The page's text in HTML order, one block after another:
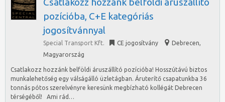
pozícióba, C+E kategóriás
jogosítvánnyal
Special Transport Kft. CE jogosítvány Debrecen,
Magyarország
Csatlakozz hozzánk belföldi áruszállító pozícióba! Hosszútávú biztos
munkalehetőség egy válságálló üzletágban. Áruterítő csapatunkba 36
tonnás pótos szerelvényre keresünk megbízható kollégát Debrecen
térségéből! Ami rád…